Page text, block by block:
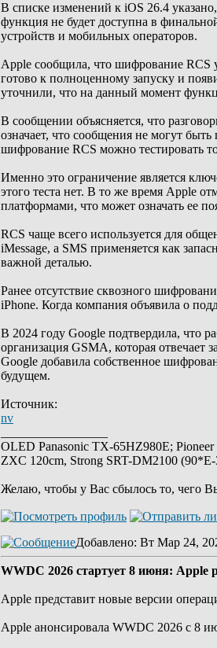
В списке изменений к iOS 26.4
функция не будет доступна в
устройств и мобильных операторов.
Apple сообщила, что шифрование RCS
готово к полноценному запуску и
уточнили, что на данный момент
В сообщении объясняется, что
означает, что сообщения не могут
шифрование RCS можно тестировать
Именно это ограничение является
этого теста нет. В то же время Apple
платформами, что может означать ее
RCS чаще всего используется для
iMessage, а SMS применяется как
важной деталью.
Ранее отсутствие сквозного
iPhone. Когда компания объявила о
В 2024 году Google подтвердила, что
организация GSMA, которая отвечает
Google добавила собственное
будущем.
Источник:
nv
OLED Panasonic TX-65HZ980E;
ZXC 120cm, Strong SRT-DM2100
Желаю, чтобы у Вас сбылось то, чего
Добавлено: Вт Мар 24,
WWDC 2026 стартует 8 июня: Apple
Apple представит новые версии
Apple анонсировала WWDC 2026 с 8